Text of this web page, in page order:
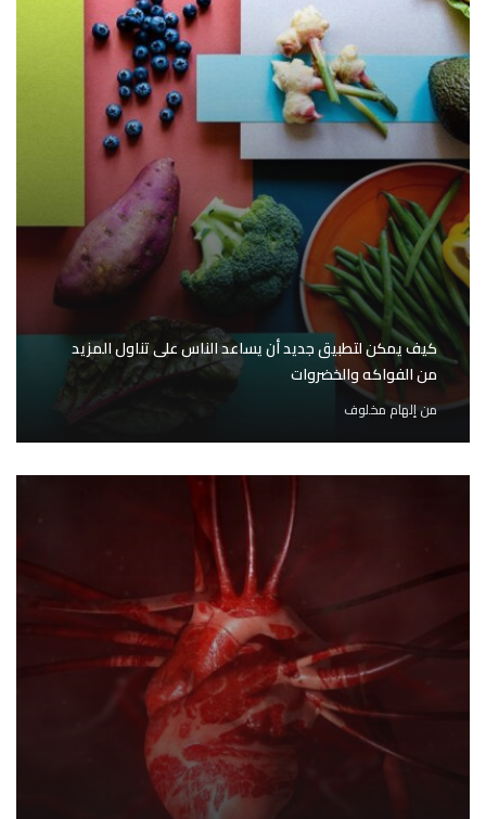
كيف يمكن لتطبيق جديد أن يساعد الناس على تناول المزيد
من الفواكه والخضروات
منإلهام مخلوف